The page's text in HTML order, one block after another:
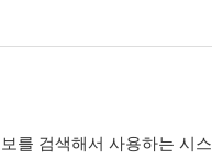
를 검색해서 사용하는 시